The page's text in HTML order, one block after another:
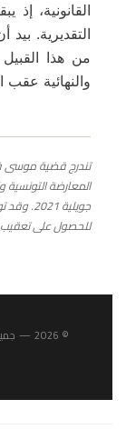
القانونية،
التقديرية.
من هذا
والنهائية عقب
تندرج قضية موسى
المعارضة
جويلية
للحصول على
© 2026